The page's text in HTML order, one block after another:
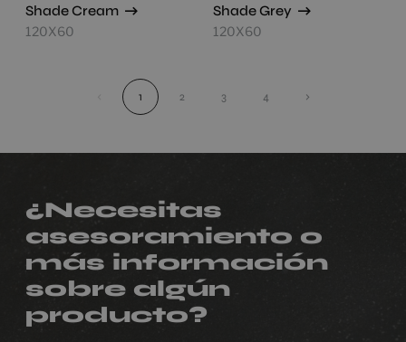
Shade Cream
120X60
Shade Grey
120X60
1 2 3 4 ›
¿Necesitas
asesoramiento o
más información
sobre algún
producto?